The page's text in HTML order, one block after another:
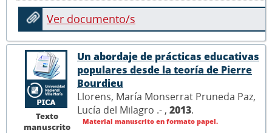
Ver documento/s
Texto
manuscrito
Un abordaje de prácticas educativas
populares desde la teoría de Pierre
Bourdieu
Llorens, María Monserrat Pruneda Paz,
Lucía del Milagro .- , 2013.
Material manuscrito en formato papel.